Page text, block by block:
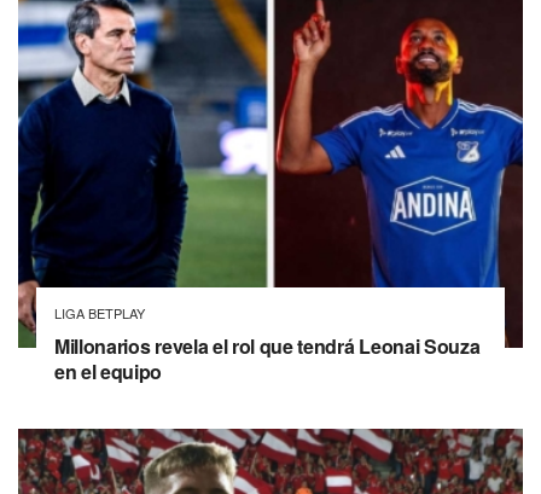
LIGA BETPLAY
Millonarios revela el rol que tendrá Leonai Souza
en el equipo